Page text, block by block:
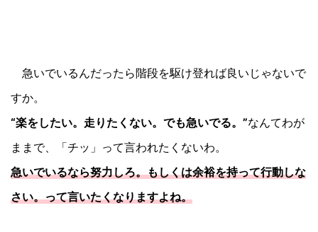
急いでいるんだったら階段を駆け登れば良いじゃないで
すか。
“楽をしたい。走りたくない。でも急いでる。”なんてわが
ままで、「チッ」って言われたくないわ。
急いでいるなら努力しろ。もしくは余裕を持って行動しな
さい。って言いたくなりますよね。